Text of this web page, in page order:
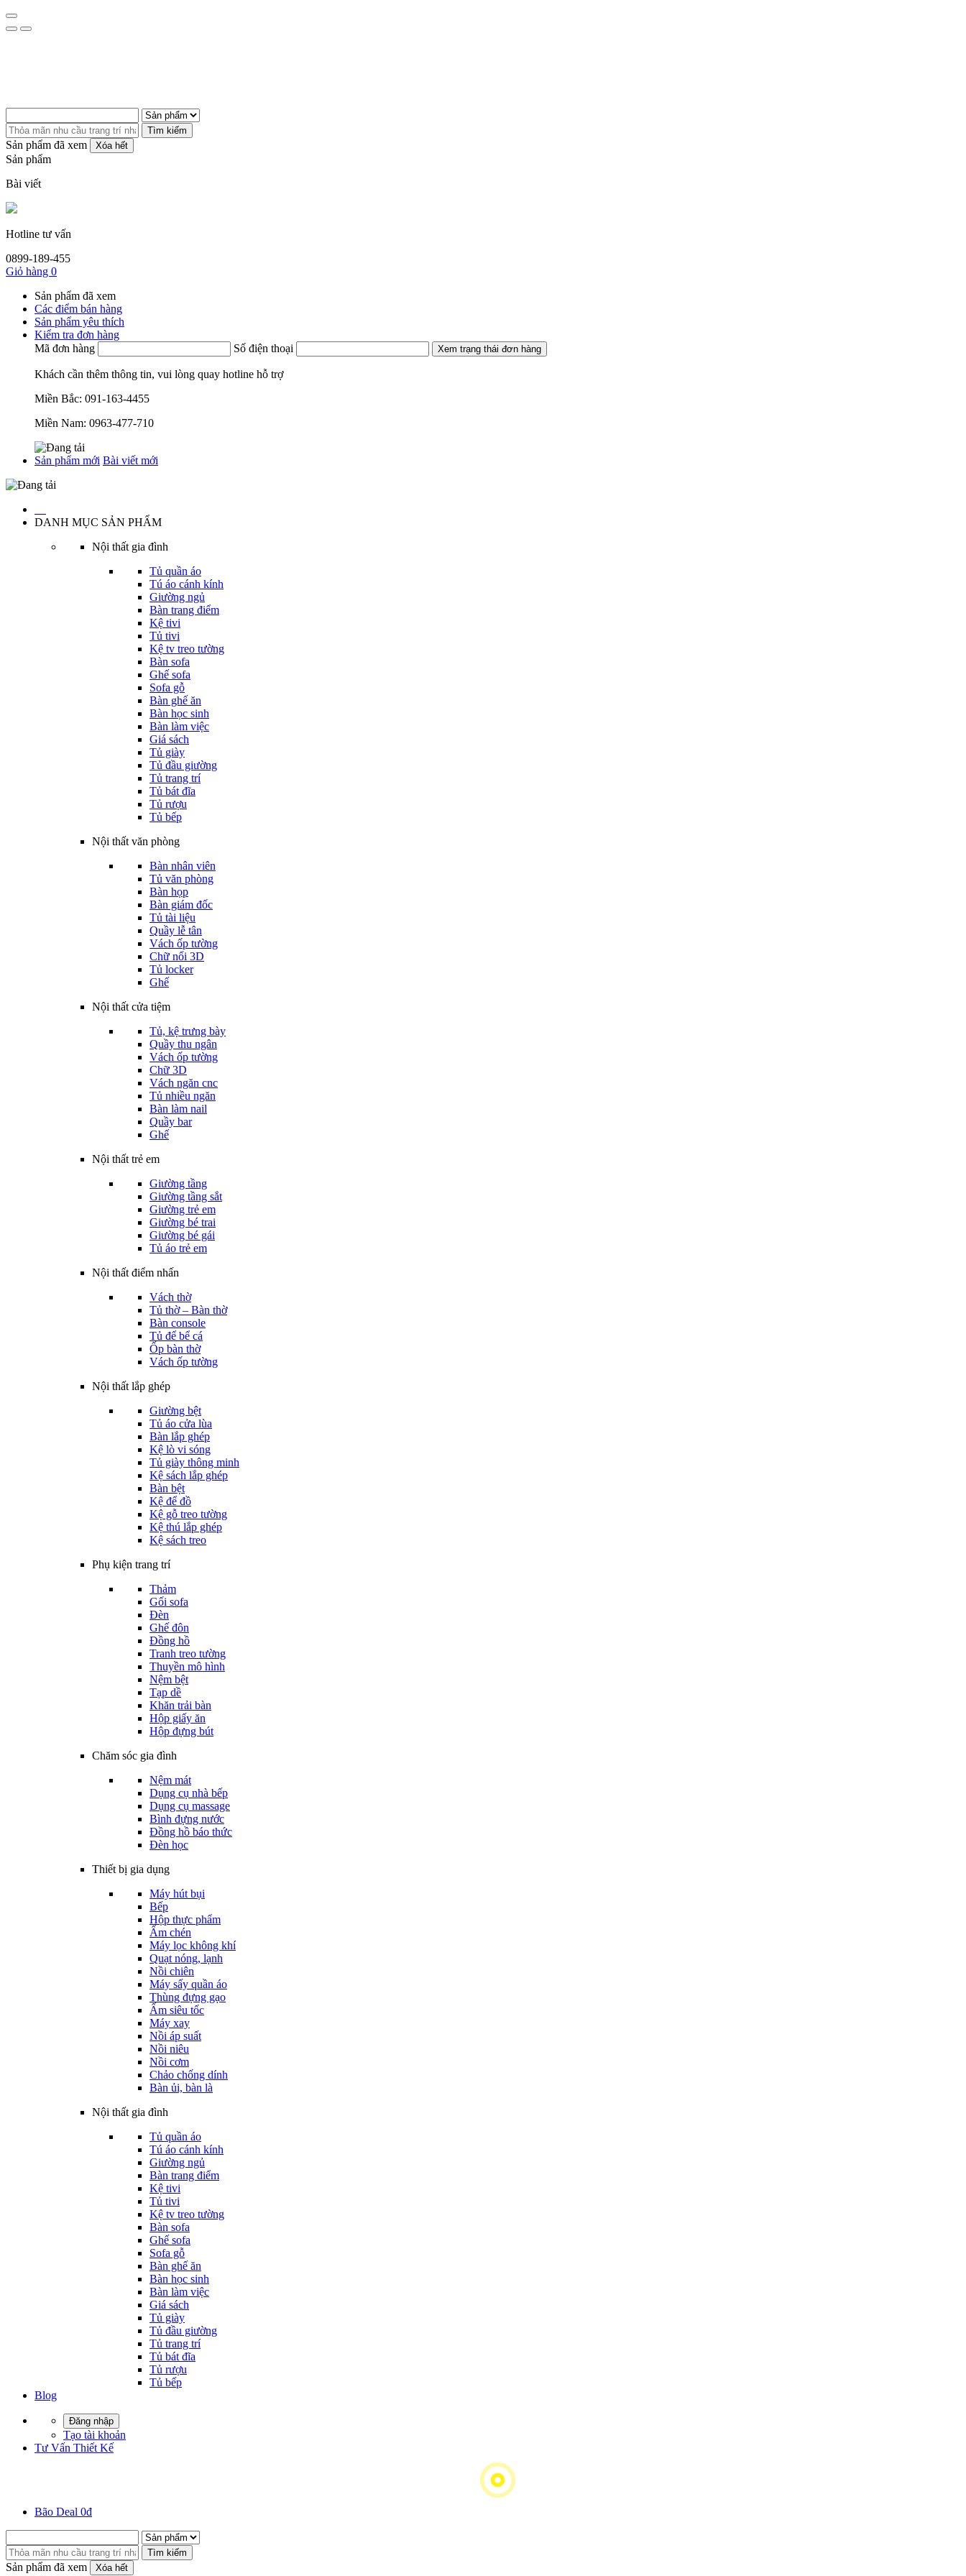
Tìm kiếm
Sản phẩm đã xem Xóa hết
Sản phẩm
Bài viết
Hotline tư vấn
0899-189-455
Giỏ hàng 0
Sản phẩm đã xem
Các điểm bán hàng
Sản phẩm yêu thích
Kiểm tra đơn hàng
Mã đơn hàng
Số điện thoại Xem trạng thái đơn hàng
Khách cần thêm thông tin, vui lòng quay hotline hỗ trợ
Miền Bắc: 091-163-4455
Miền Nam: 0963-477-710
Sản phẩm mới Bài viết mới
DANH MỤC SẢN PHẨM
Nội thất gia đình
Tủ quần áo
Tú áo cánh kính
Giường ngủ
Bàn trang điểm
Kệ tivi
Tủ tivi
Kệ tv treo tường
Bàn sofa
Ghế sofa
Sofa gỗ
Bàn ghế ăn
Bàn học sinh
Bàn làm việc
Giá sách
Tủ giày
Tủ đầu giường
Tủ trang trí
Tủ bát đĩa
Tủ rượu
Tủ bếp
Nội thất văn phòng
Bàn nhân viên
Tủ văn phòng
Bàn họp
Bàn giám đốc
Tủ tài liệu
Quầy lễ tân
Vách ốp tường
Chữ nổi 3D
Tủ locker
Ghế
Nội thất cửa tiệm
Tủ, kệ trưng bày
Quầy thu ngân
Vách ốp tường
Chữ 3D
Vách ngăn cnc
Tủ nhiều ngăn
Bàn làm nail
Quầy bar
Ghế
Nội thất trẻ em
Giường tầng
Giường tầng sắt
Giường trẻ em
Giường bé trai
Giường bé gái
Tủ áo trẻ em
Nội thất điểm nhấn
Vách thờ
Tủ thờ – Bàn thờ
Bàn console
Tủ để bể cá
Ốp bàn thờ
Vách ốp tường
Nội thất lắp ghép
Giường bệt
Tủ áo cửa lùa
Bàn lắp ghép
Kệ lò vi sóng
Tủ giày thông minh
Kệ sách lắp ghép
Bàn bệt
Kệ để đồ
Kệ gỗ treo tường
Kệ thú lắp ghép
Kệ sách treo
Phụ kiện trang trí
Thảm
Gối sofa
Đèn
Ghế đôn
Đồng hồ
Tranh treo tường
Thuyền mô hình
Nệm bệt
Tạp dề
Khăn trải bàn
Hộp giấy ăn
Hộp đựng bút
Chăm sóc gia đình
Nệm mát
Dụng cụ nhà bếp
Dụng cụ massage
Bình đựng nước
Đồng hồ báo thức
Đèn học
Thiết bị gia dụng
Máy hút bụi
Bếp
Hộp thực phẩm
Ấm chén
Máy lọc không khí
Quạt nóng, lạnh
Nồi chiên
Máy sấy quần áo
Thùng đựng gạo
Ấm siêu tốc
Máy xay
Nồi áp suất
Nồi niêu
Nồi cơm
Chảo chống dính
Bàn ủi, bàn là
Nội thất gia đình
Tủ quần áo
Tú áo cánh kính
Giường ngủ
Bàn trang điểm
Kệ tivi
Tủ tivi
Kệ tv treo tường
Bàn sofa
Ghế sofa
Sofa gỗ
Bàn ghế ăn
Bàn học sinh
Bàn làm việc
Giá sách
Tủ giày
Tủ đầu giường
Tủ trang trí
Tủ bát đĩa
Tủ rượu
Tủ bếp
Blog
Đăng nhập
Tạo tài khoản
Tư Vấn Thiết Kế
Bão Deal 0đ
Tìm kiếm
Sản phẩm đã xem Xóa hết